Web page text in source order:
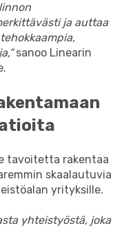
ja auttaa
sanoo Linearin
tavoitetta rakentaa
skaalautuvia
yrityksille.
yhteistyöstä, joka